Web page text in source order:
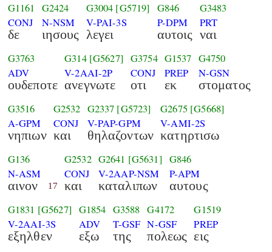
G1161
CONJ
δε
G2424
N-NSM
ιησους
G3004 [G5719]
V-PAI-3S
λεγει
G846
P-DPM
αυτοις
G3483
PRT
ναι
G3763
ADV
ουδεποτε
G314 [G5627]
V-2AAI-2P
ανεγνωτε
G3754
CONJ
οτι
G1537
PREP
εκ
G4750
N-GSN
στοματος
G3516
A-GPM
νηπιων
G2532
CONJ
και
G2337 [G5723]
V-PAP-GPM
θηλαζοντων
G2675 [G5668]
V-AMI-2S
κατηρτισω
G136
N-ASM
αινον 17
G2532
CONJ
και
G2641 [G5631]
V-2AAP-NSM
καταλιπων
G846
P-APM
αυτους
G1831 [G5627]
V-2AAI-3S
εξηλθεν
G1854
ADV
εξω
G3588
T-GSF
της
G4172
N-GSF
πολεως
G1519
PREP
εις